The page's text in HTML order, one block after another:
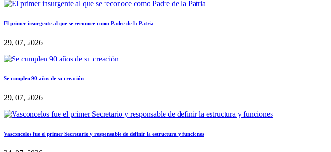
El primer insurgente al que se reconoce como Padre de la Patria
29, 07, 2026
Se cumplen 90 años de su creación
29, 07, 2026
Vasconcelos fue el primer Secretario y responsable de definir la estructura y funciones